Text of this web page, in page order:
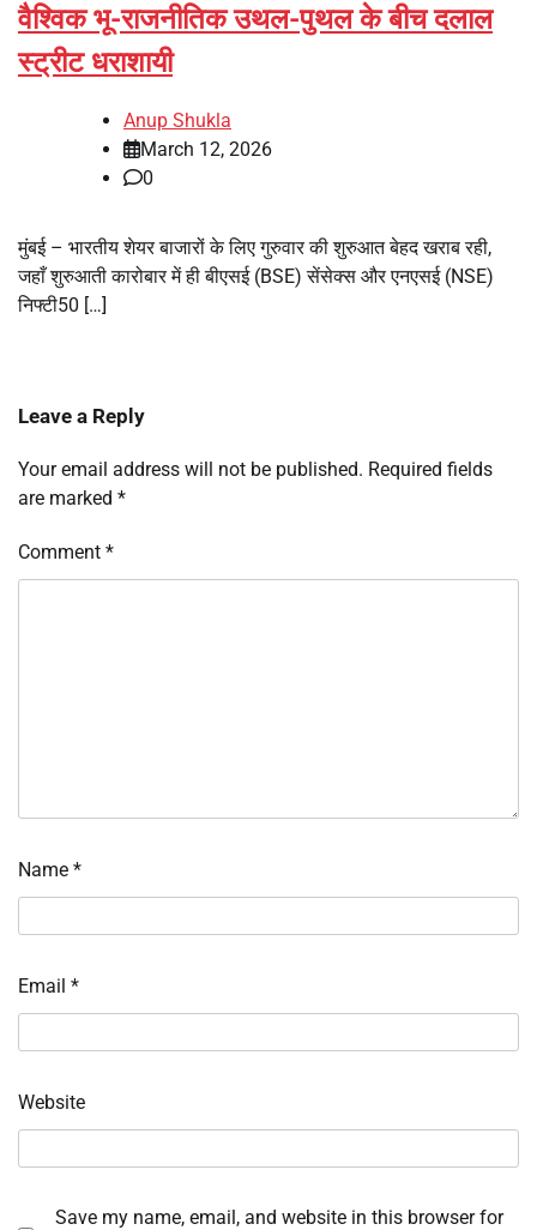
वैश्विक भू-राजनीतिक उथल-पुथल के बीच दलाल
स्ट्रीट धराशायी
Anup Shukla
March 12, 2026
0
मुंबई – भारतीय शेयर बाजारों के लिए गुरुवार की शुरुआत बेहद खराब रही,
जहाँ शुरुआती कारोबार में ही बीएसई (BSE) सेंसेक्स और एनएसई (NSE)
निफ्टी50 […]
Leave a Reply
Your email address will not be published. Required fields
are marked *
Comment *
Name *
Email *
Website
Save my name, email, and website in this browser for